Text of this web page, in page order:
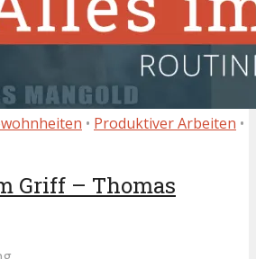
• Produktiver Arbeiten •
Griff – Thomas